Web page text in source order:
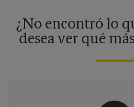
¿No encontró lo
desea ver qué